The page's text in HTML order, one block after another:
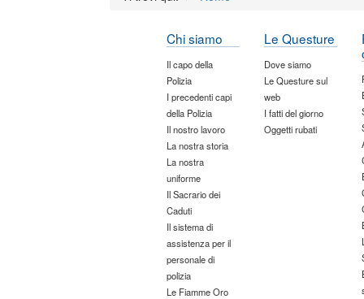
Chi siamo
Il capo della
Polizia
I precedenti capi
della Polizia
Il nostro lavoro
La nostra storia
La nostra
uniforme
Il Sacrario dei
Caduti
Il sistema di
assistenza per il
personale di
polizia
Le Fiamme Oro
Le Questure
Dove siamo
Le Questure sul
web
I fatti del giorno
Oggetti rubati